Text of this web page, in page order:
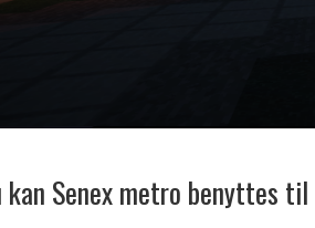
kan Senex metro benyttes